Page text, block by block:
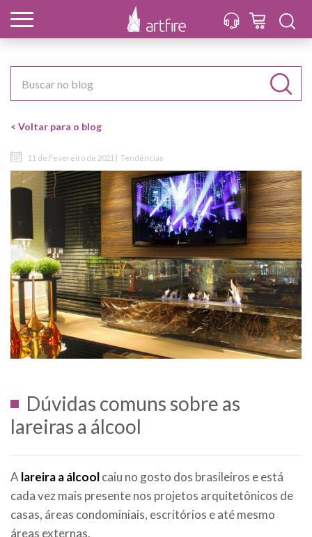
< Voltar para o blog
11 de Fevereiro de 2021 | Tendências
Dúvidas comuns sobre as
lareiras a álcool
A lareira a álcoolcaiu no gosto dos brasileiros e está
cada vez mais presente nos projetos arquitetônicos de
casas, áreas condominiais, escritórios e até mesmo
áreas externas.